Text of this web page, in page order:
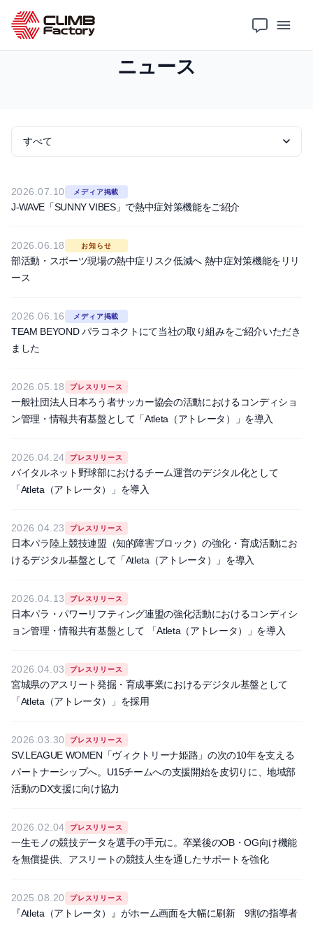
ホーム
ニュース
2026.07.10 メディア掲載
J-WAVE「SUNNY VIBES」で熱中症対策機能をご紹介
2026.06.18 お知らせ
部活動・スポーツ現場の熱中症リスク低減へ 熱中症対策機能をリリ
ース
2026.06.16 メディア掲載
TEAM BEYOND パラコネクトにて当社の取り組みをご紹介いただき
ました
2026.05.18 プレスリリース
一般社団法人日本ろう者サッカー協会の活動におけるコンディショ
ン管理・情報共有基盤として「Atleta（アトレータ）」を導入
2026.04.24 プレスリリース
バイタルネット野球部におけるチーム運営のデジタル化として
「Atleta（アトレータ）」を導入
2026.04.23 プレスリリース
日本パラ陸上競技連盟（知的障害ブロック）の強化・育成活動にお
けるデジタル基盤として「Atleta（アトレータ）」を導入
2026.04.13 プレスリリース
日本パラ・パワーリフティング連盟の強化活動におけるコンディシ
ョン管理・情報共有基盤として 「Atleta（アトレータ）」を導入
2026.04.03 プレスリリース
宮城県のアスリート発掘・育成事業におけるデジタル基盤として
「Atleta（アトレータ）」を採用
2026.03.30 プレスリリース
SV.LEAGUE WOMEN「ヴィクトリーナ姫路」の次の10年を支える
パートナーシップへ。U15チームへの支援開始を皮切りに、地域部
活動のDX支援に向け協力
2026.02.04 プレスリリース
一生モノの競技データを選手の手元に。卒業後のOB・OG向け機能
を無償提供、アスリートの競技人生を通したサポートを強化
2025.08.20 プレスリリース
『Atleta（アトレータ）』がホーム画面を大幅に刷新 9割の指導者